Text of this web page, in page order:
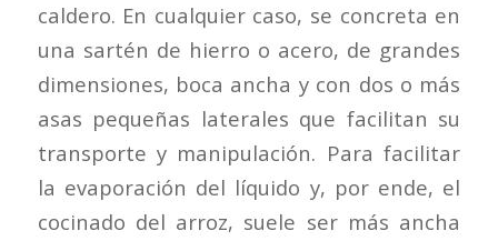
caldero. En cualquier caso, se concreta en
una sartén de hierro o acero, de grandes
dimensiones, boca ancha y con dos o más
asas pequeñas laterales que facilitan su
transporte y manipulación. Para facilitar
la evaporación del líquido y, por ende, el
cocinado del arroz, suele ser más ancha